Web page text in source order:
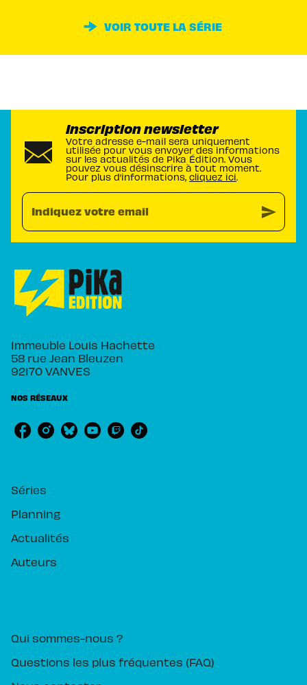
VOIR TOUTE LA SÉRIE
Inscription newsletter
Votre adresse e-mail sera uniquement
utilisée pour vous envoyer des informations
sur les actualités de Pika Édition. Vous
pouvez vous désinscrire à tout moment.
Pour plus d’informations, cliquez ici.
Indiquez votre email send
Immeuble Louis Hachette
58 rue Jean Bleuzen
92170 VANVES
NOS RÉSEAUX
Séries
Planning
Actualités
Auteurs
Qui sommes-nous ?
Questions les plus fréquentes (FAQ)